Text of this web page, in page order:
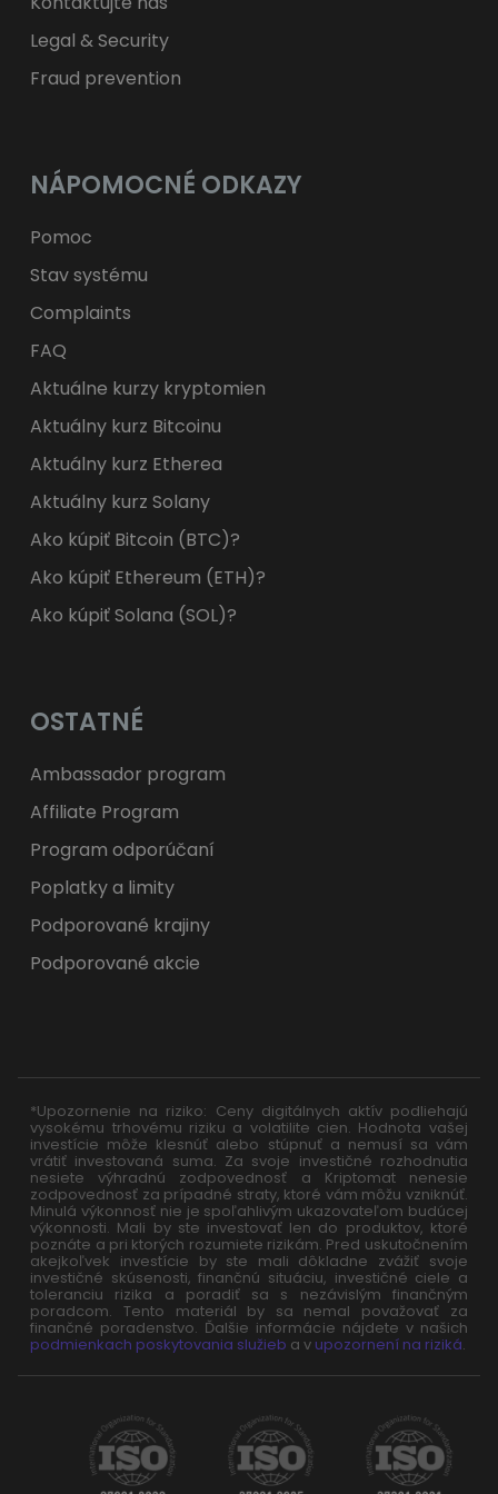
Legal & Security
Fraud prevention
NÁPOMOCNÉ ODKAZY
Pomoc
Stav systému
Complaints
FAQ
Aktuálne kurzy kryptomien
Aktuálny kurz Bitcoinu
Aktuálny kurz Etherea
Aktuálny kurz Solany
Ako kúpiť Bitcoin (BTC)?
Ako kúpiť Ethereum (ETH)?
Ako kúpiť Solana (SOL)?
OSTATNÉ
Ambassador program
Affiliate Program
Program odporúčaní
Poplatky a limity
Podporované krajiny
Podporované akcie
*Upozornenie na riziko: Ceny digitálnych aktív podliehajú
vysokému trhovému riziku a volatilite cien. Hodnota vašej
investície môže klesnúť alebo stúpnuť a nemusí sa vám
vrátiť investovaná suma. Za svoje investičné rozhodnutia
nesiete výhradnú zodpovednosť a Kriptomat nenesie
zodpovednosť za prípadné straty, ktoré vám môžu vzniknúť.
Minulá výkonnosť nie je spoľahlivým ukazovateľom budúcej
výkonnosti. Mali by ste investovať len do produktov, ktoré
poznáte a pri ktorých rozumiete rizikám. Pred uskutočnením
akejkoľvek investície by ste mali dôkladne zvážiť svoje
investičné skúsenosti, finančnú situáciu, investičné ciele a
toleranciu rizika a poradiť sa s nezávislým finančným
poradcom. Tento materiál by sa nemal považovať za
finančné poradenstvo. Ďalšie informácie nájdete v našich
podmienkach poskytovania služieb a v upozornení na riziká.